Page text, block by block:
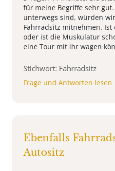
für meine Begriffe sehr
unterwegs sind, würden
Fahrradsitz mitnehmen.
oder ist die Muskulatur
eine Tour mit ihr wagen
Stichwort: Fahrradsitz
Frage und Antworten lesen
Ebenfalls
Autositz